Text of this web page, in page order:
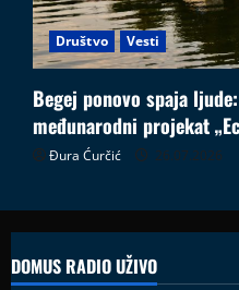
Društvo Vesti
Begej ponovo spaja
međunarodni projekat
Đura Ćurčić 26.07.2026
DOMUS RADIO UŽIVO